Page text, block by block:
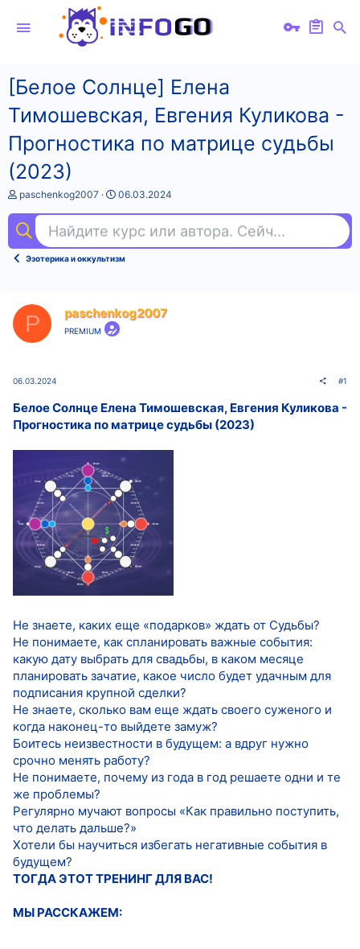
[Белое Солнце] Елена
Тимошевская, Евгения Куликова -
Прогностика по матрице судьбы
(2023)
А
т
о
т
paschenkog2007
Д
а
н
а
а
06.03.2024
Найдите курс или автора. Сейчас ищут
Эзотерика и оккультизм
P paschenkog2007
PREMIUM
06.03.2024 #1
Белое Солнце Елена Тимошевская, Евгения Куликова -
Прогностика по матрице судьбы (2023)
Не знаете, каких еще «подарков» ждать от Судьбы?
Не понимаете, как спланировать важные события:
какую дату выбрать для свадьбы, в каком месяце
планировать зачатие, какое число будет удачным для
подписания крупной сделки?
Не знаете, сколько вам еще ждать своего суженого и
когда наконец-то выйдете замуж?
Боитесь неизвестности в будущем: а вдруг нужно
срочно менять работу?
Не понимаете, почему из года в год решаете одни и те
же проблемы?
Регулярно мучают вопросы «Как правильно поступить,
что делать дальше?»
Хотели бы научиться избегать негативные события в
будущем?
ТОГДА ЭТОТ ТРЕНИНГ ДЛЯ ВАС!
МЫ РАССКАЖЕМ: